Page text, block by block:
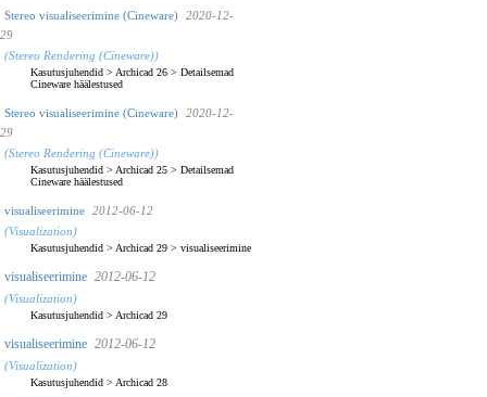
Stereo visualiseerimine (Cineware)
2020-12-
29
(Stereo Rendering (Cineware))
Kasutusjuhendid > Archicad 26 > Detailsemad
Cineware häälestused
Stereo visualiseerimine (Cineware)
2020-12-
29
(Stereo Rendering (Cineware))
Kasutusjuhendid > Archicad 25 > Detailsemad
Cineware häälestused
visualiseerimine
2012-06-12
(Visualization)
Kasutusjuhendid > Archicad 29 > visualiseerimine
visualiseerimine 2012-06-12
(Visualization)
Kasutusjuhendid > Archicad 29
visualiseerimine 2012-06-12
(Visualization)
Kasutusjuhendid > Archicad 28